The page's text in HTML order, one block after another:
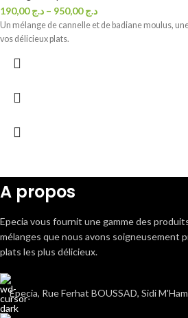
د.ج190,00 – د.ج950,00
Un mélange de cannelle et de badiane moulus,
vos délicieux plats.
A propos
Epecia vous fournit une gamme des
mélanges que nous avons soigneusement
plats les plus délicieux.
Epecia, Rue Ferhat BOUSSAD, Sidi